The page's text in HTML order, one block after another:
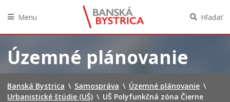
obsah
Menu Hľadať
Územné plánovanie
Banská Bystrica \ Samospráva \ Územné plánovanie \
Urbanistické štúdie (UŠ) \ UŠ Polyfunkčná zóna Čierne